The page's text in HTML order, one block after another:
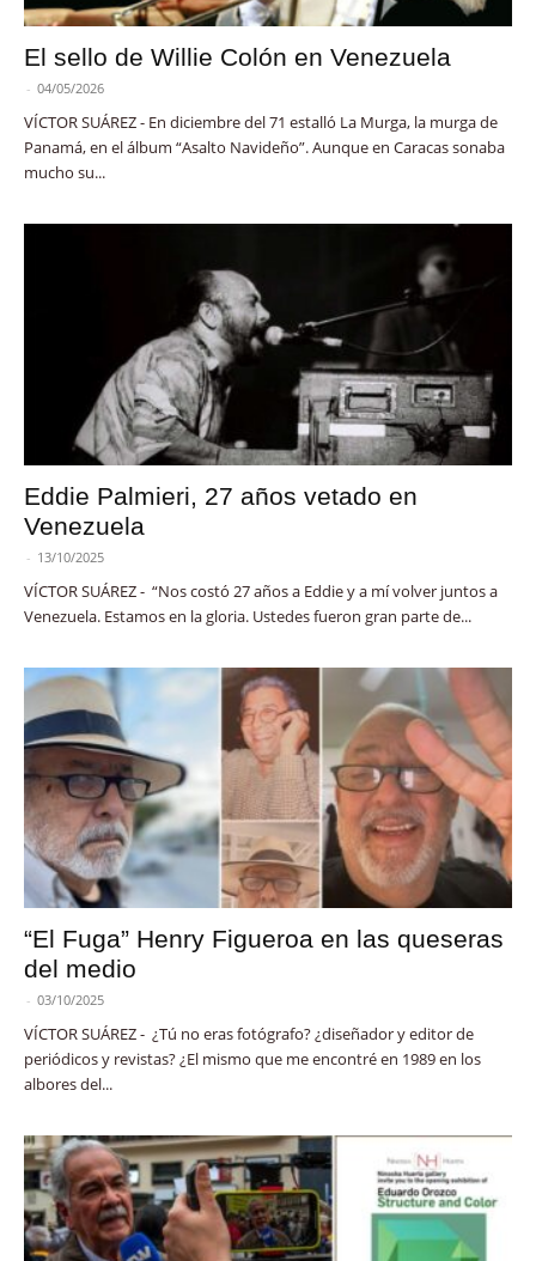
El sello de Willie Colón en Venezuela
- 04/05/2026
VÍCTOR SUÁREZ - En diciembre del 71 estalló La Murga, la murga de
Panamá, en el álbum “Asalto Navideño”. Aunque en Caracas sonaba
mucho su...
Eddie Palmieri, 27 años vetado en
Venezuela
- 13/10/2025
VÍCTOR SUÁREZ - “Nos costó 27 años a Eddie y a mí volver juntos a
Venezuela. Estamos en la gloria. Ustedes fueron gran parte de...
“El Fuga” Henry Figueroa en las queseras
del medio
- 03/10/2025
VÍCTOR SUÁREZ - ¿Tú no eras fotógrafo? ¿diseñador y editor de
periódicos y revistas? ¿El mismo que me encontré en 1989 en los
albores del...